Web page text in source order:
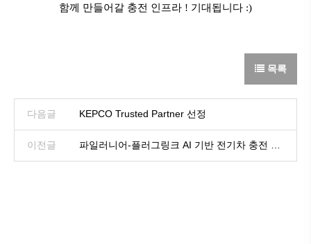
함께 만들어갈 충전 인프라 ! 기대됩니다 :)
목록
다음글 KEPCO Trusted Partner 선정
이전글
파일러니어-플러그링크 AI 기반 전기차 충전 빅